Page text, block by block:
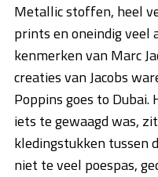
Metallic stoffen, heel
prints en oneindig veel
kenmerken van Marc
creaties van Jacobs
Poppins goes to
iets te gewaagd was,
kledingstukken tussen
niet te veel poespas,